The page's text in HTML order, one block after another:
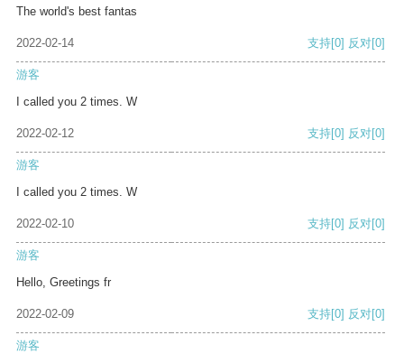
The world's best fantas
2022-02-14 支持[0] 反对[0]
游客
I called you 2 times. W
2022-02-12 支持[0] 反对[0]
游客
I called you 2 times. W
2022-02-10 支持[0] 反对[0]
游客
Hello, Greetings fr
2022-02-09 支持[0] 反对[0]
游客